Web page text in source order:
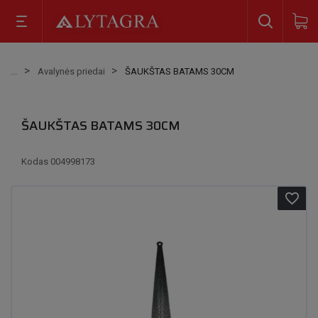
Avalynės priedai ŠAUKŠTAS BATAMS 30CM
ŠAUKŠTAS BATAMS 30CM
Kodas 004998173
favorite_border